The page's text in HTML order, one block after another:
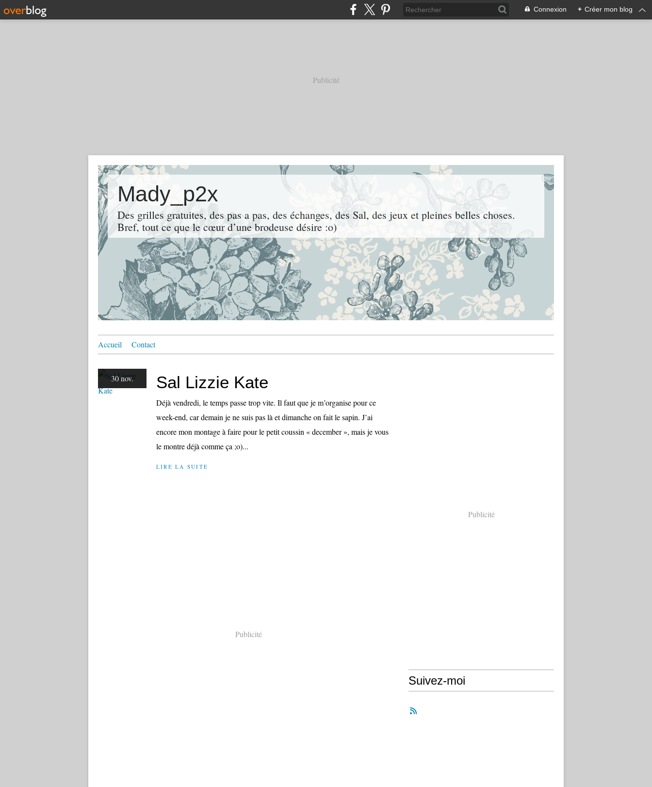
Connexion + Créer mon blog
Publicité
Mady_p2x
Des grilles gratuites, des pas a pas, des échanges, des Sal, des jeux et pleines belles choses.
Bref, tout ce que le cœur d’une brodeuse désire :o)
Accueil Contact
30 nov. Sal Lizzie Kate
Déjà vendredi, le temps passe trop vite. Il faut que je m’organise pour ce
week-end, car demain je ne suis pas là et dimanche on fait le sapin. J’ai
encore mon montage à faire pour le petit coussin « december », mais je vous
le montre déjà comme ça ;o)...
LIRE LA SUITE
Publicité
Publicité
Suivez-moi